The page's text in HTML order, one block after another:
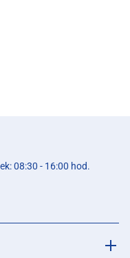
08:30 - 16:00 hod.